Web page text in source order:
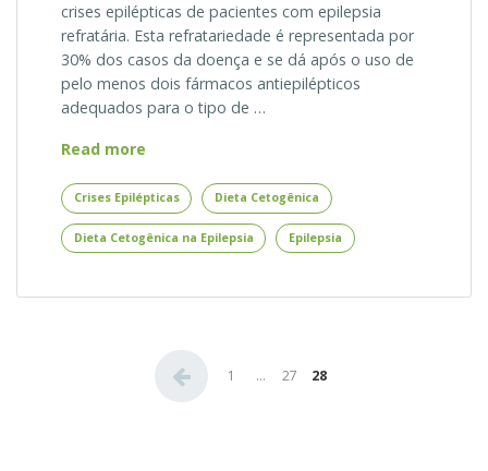
crises epilépticas de pacientes com epilepsia
refratária. Esta refratariedade é representada por
30% dos casos da doença e se dá após o uso de
pelo menos dois fármacos antiepilépticos
adequados para o tipo de …
Read more
Cetogênica
na
Epilepsia
Crises Epilépticas Dieta Cetogênica
Dieta Cetogênica na Epilepsia Epilepsia
Paginação
1 … 27 28